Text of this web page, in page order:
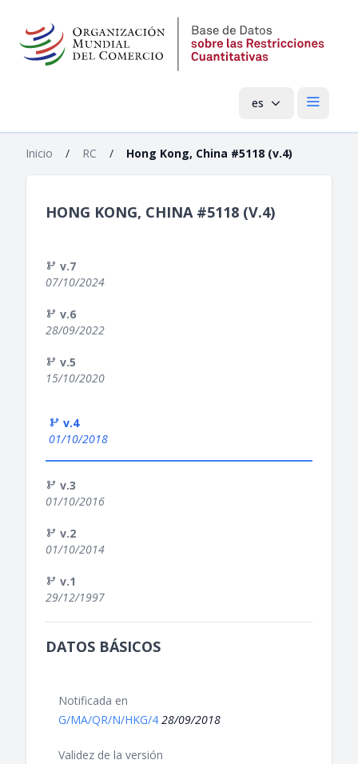
es Menú
Inicio / RC / Hong Kong, China #5118 (v.4)
HONG KONG, CHINA #5118 (V.4)
v.7
07/10/2024
v.6
28/09/2022
v.5
15/10/2020
v.4
01/10/2018
v.3
01/10/2016
v.2
01/10/2014
v.1
29/12/1997
DATOS BÁSICOS
Notificada en
G/MA/QR/N/HKG/4 28/09/2018
Validez de la versión